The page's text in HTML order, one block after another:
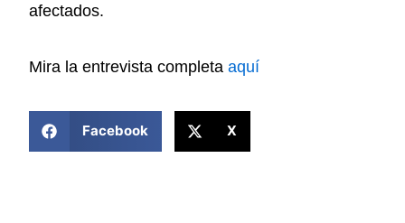
afectados.
Mira la entrevista completaaquí
Facebook X